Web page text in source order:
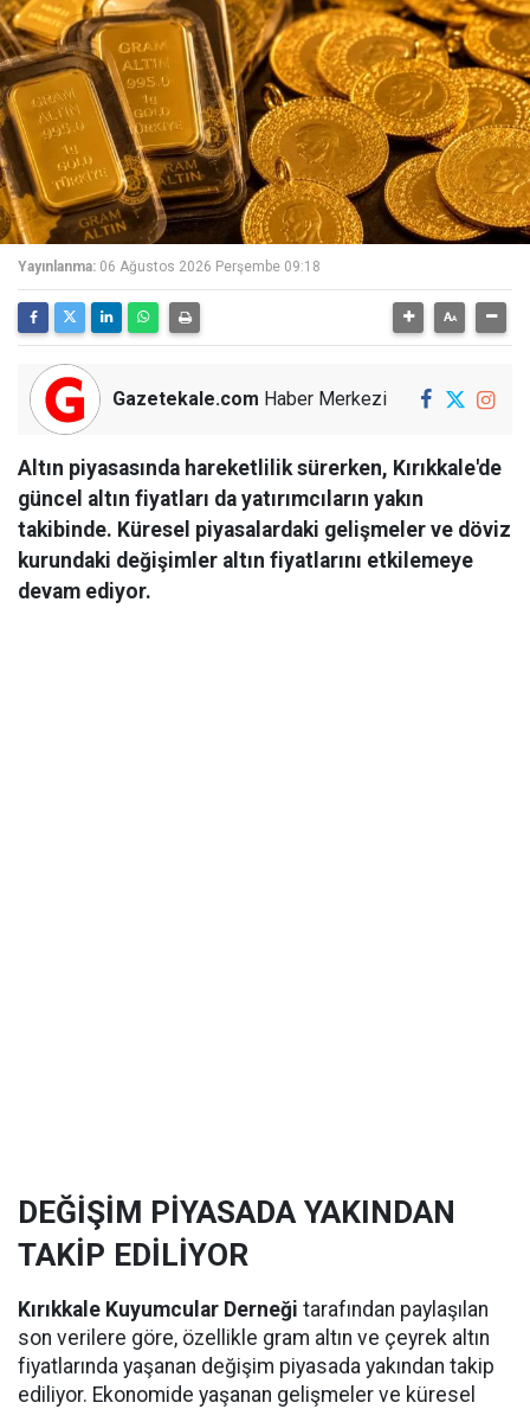
Yayınlanma: 06 Ağustos 2026 Perşembe 09:18
Gazetekale.com Haber Merkezi
Altın piyasasında hareketlilik sürerken, Kırıkkale'de
güncel altın fiyatları da yatırımcıların yakın
takibinde. Küresel piyasalardaki gelişmeler ve döviz
kurundaki değişimler altın fiyatlarını etkilemeye
devam ediyor.
DEĞİŞİM PİYASADA YAKINDAN
TAKİP EDİLİYOR
Kırıkkale Kuyumcular Derneği tarafından paylaşılan
son verilere göre, özellikle gram altın ve çeyrek altın
fiyatlarında yaşanan değişim piyasada yakından takip
ediliyor. Ekonomide yaşanan gelişmeler ve küresel